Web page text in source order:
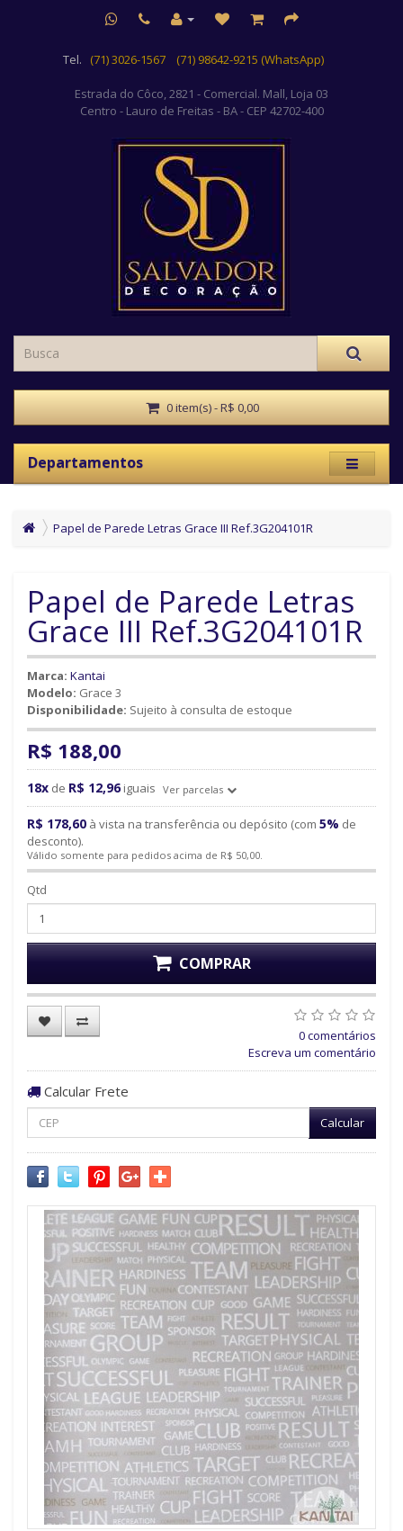
Tel. (71) 3026-1567 (71) 98642-9215 (WhatsApp)
Estrada do Côco, 2821 - Comercial. Mall, Loja 03
Centro - Lauro de Freitas - BA - CEP 42702-400
0 item(s) - R$ 0,00
Departamentos
Papel de Parede Letras Grace III Ref.3G204101R
Papel de Parede Letras
Grace III Ref.3G204101R
Marca: Kantai
Modelo: Grace 3
Disponibilidade: Sujeito à consulta de estoque
R$ 188,00
18x de R$ 12,96 iguais Ver parcelas
R$ 178,60 à vista na transferência ou depósito (com 5% de
desconto).
Válido somente para pedidos acima de R$ 50,00.
Qtd
COMPRAR
0 comentários
Escreva um comentário
Calcular Frete
Calcular